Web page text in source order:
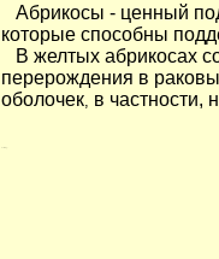
Абрикосы - ценный
которые способны
В желтых абрикосах
перерождения в
оболочек, в частности,